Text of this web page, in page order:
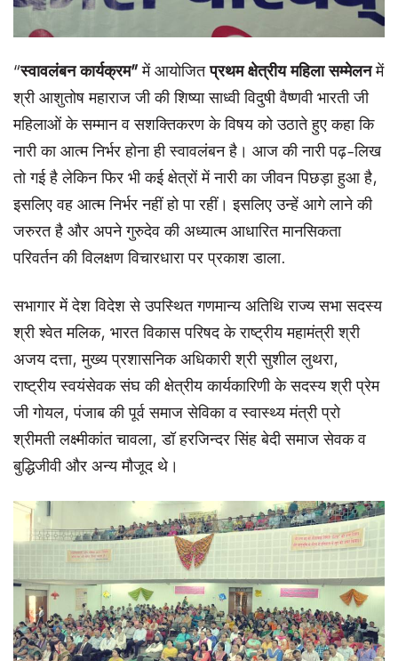
“स्वावलंबन कार्यक्रम” में आयोजितप्रथम क्षेत्रीय महिला सम्मेलनमें
श्री आशुतोष महाराज जी की शिष्या साध्वी विदुषी वैष्णवी भारती जी
महिलाओं के सम्मान व सशक्तिकरण के विषय को उठाते हुए कहा कि
नारी का आत्म निर्भर होना ही स्वावलंबन है। आज की नारी पढ़-लिख
तो गई है लेकिन फिर भी कई क्षेत्रों में नारी का जीवन पिछड़ा हुआ है,
इसलिए वह आत्म निर्भर नहीं हो पा रहीं। इसलिए उन्हें आगे लाने की
जरुरत है और अपने गुरुदेव की अध्यात्म आधारित मानसिकता
परिवर्तन की विलक्षण विचारधारा पर प्रकाश डाला.
सभागार में देश विदेश से उपस्थित गणमान्य अतिथि राज्य सभा सदस्य
श्री श्वेत मलिक, भारत विकास परिषद के राष्ट्रीय महामंत्री श्री
अजय दत्ता, मुख्य प्रशासनिक अधिकारी श्री सुशील लुथरा,
राष्ट्रीय स्वयंसेवक संघ की क्षेत्रीय कार्यकारिणी के सदस्य श्री प्रेम
जी गोयल, पंजाब की पूर्व समाज सेविका व स्वास्थ्य मंत्री प्रो
श्रीमती लक्ष्मीकांत चावला, डॉ हरजिन्दर सिंह बेदी समाज सेवक व
बुद्धिजीवी और अन्य मौजूद थे।